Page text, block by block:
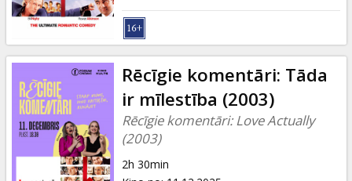
Rēcīgie komentāri: Tāda
ir mīlestība (2003)
Rēcīgie komentāri: Love Actually
(2003)
2h 30min